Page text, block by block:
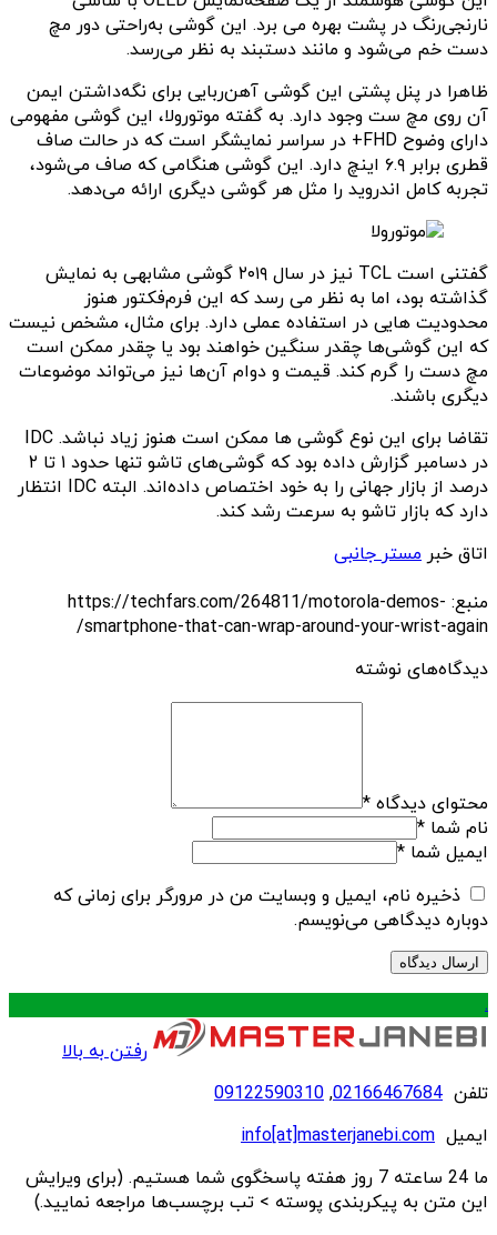
نارنجی‌رنگ در پشت بهره می برد. این گوشی به‌راحتی دور مچ
دست خم می‌شود و مانند دستبند به نظر می‌رسد.
ظاهرا در پنل پشتی این گوشی آهن‌ربایی برای نگه‌داشتن ایمن
آن روی مچ ست وجود دارد. به گفته موتورولا، این گوشی مفهومی
دارای وضوح FHD+ در سراسر نمایشگر است که در حالت صاف
قطری برابر ۶.۹ اینچ دارد. این گوشی هنگامی که صاف می‌شود،
تجربه کامل اندروید را مثل هر گوشی دیگری ارائه می‌دهد.
گفتنی است TCL نیز در سال ۲۰۱۹ گوشی مشابهی به نمایش
گذاشته بود، اما به نظر می رسد که این فرم‌فکتور هنوز
محدودیت هایی در استفاده عملی دارد. برای مثال، مشخص نیست
که این گوشی‌ها چقدر سنگین خواهند بود یا چقدر ممکن است
مچ دست را گرم کند. قیمت و دوام آن‌ها نیز می‌تواند موضوعات
دیگری باشند.
تقاضا برای این نوع گوشی ها ممکن است هنوز زیاد نباشد. IDC
در دسامبر گزارش داده بود که گوشی‌های تاشو تنها حدود ۱ تا ۲
درصد از بازار جهانی را به خود اختصاص داده‌اند. البته IDC انتظار
دارد که بازار تاشو به سرعت رشد کند.
اتاق خبر مستر جانبی
منبع: https://techfars.com/264811/motorola-demos-
smartphone-that-can-wrap-around-your-wrist-again/
دیدگاه‌های نوشته
محتوای دیدگاه *
نام شما *
ایمیل شما *
ذخیره نام، ایمیل و وبسایت من در مرورگر برای زمانی که
دوباره دیدگاهی می‌نویسم.
.
رفتن به بالا
تلفن 02166467684
,
09122590310
ایمیل info[at]masterjanebi.com
ما 24 ساعته 7 روز هفته پاسخگوی شما هستیم. (برای ویرایش
این متن به پیکربندی پوسته > تب برچسب‌ها مراجعه نمایید.)